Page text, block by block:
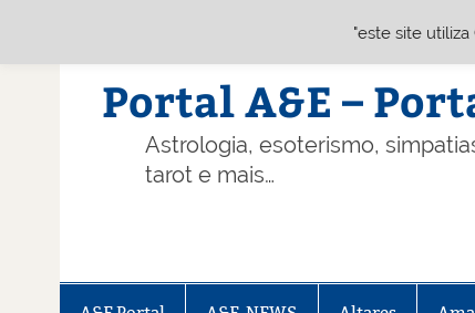
Portal A&E –
Astrologia, esoterismo,
tarot e mais…
"este site